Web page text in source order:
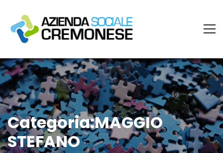
Categoria:MAGGIO
STEFANO